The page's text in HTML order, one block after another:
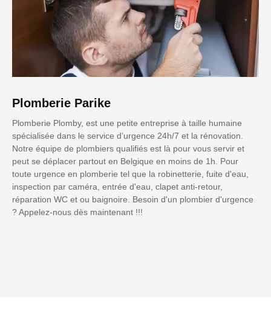
Plomberie Parike
Plomberie Plomby, est une petite entreprise à taille humaine
spécialisée dans le service d’urgence 24h/7 et la rénovation.
Notre équipe de plombiers qualifiés est là pour vous servir et
peut se déplacer partout en Belgique en moins de 1h. Pour
toute urgence en plomberie tel que la robinetterie, fuite d'eau,
inspection par caméra, entrée d'eau, clapet anti-retour,
réparation WC et ou baignoire. Besoin d'un plombier d'urgence
? Appelez-nous dès maintenant !!!